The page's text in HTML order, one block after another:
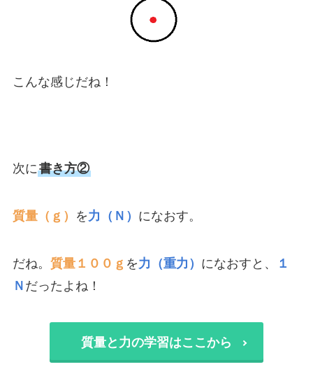
こんな感じだね！
次に書き方②
質量（ｇ） を力（Ｎ） になおす。
だね。 質量１００ｇ を力（重力） になおすと、
１
Ｎ だったよね！
質量と力の学習はここから